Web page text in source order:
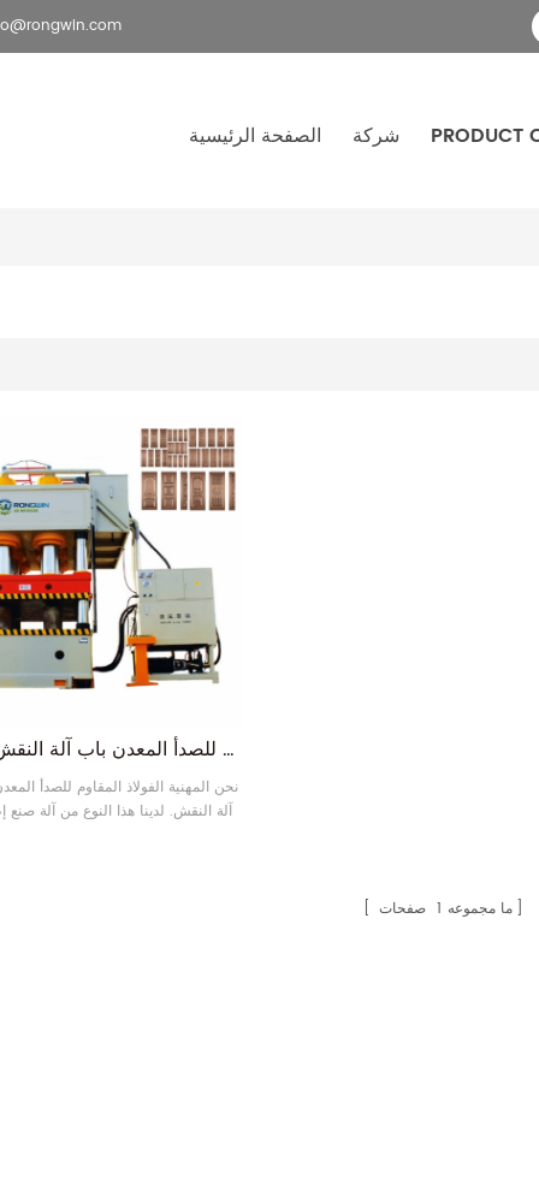
الصفحة الرئيسية شركة PRODUCT
حار بيع 3600 طن الفولاذ المقاوم للصدأ المعدن باب آلة النقش التصنيع
نحن المهنية الفولاذ المقاوم للصدأ
آلة النقش. لدينا هذا النوع من آلة صنع
ما مجموعه 1 صفحات